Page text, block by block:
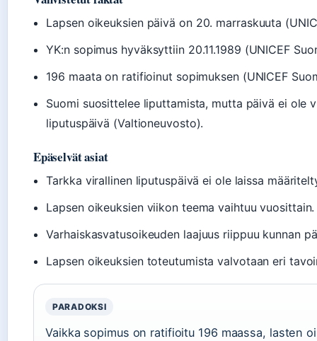
Lapsen oikeuksien päivä on 20. marraskuuta
YK:n sopimus hyväksyttiin 20.11.1989 (UNICEF
196 maata on ratifioinut sopimuksen (UNICEF
Suomi suosittelee liputtamista, mutta päivä ei ole
liputuspäivä (Valtioneuvosto).
Epäselvät asiat
Tarkka virallinen liputuspäivä ei ole laissa
Lapsen oikeuksien viikon teema vaihtuu vuosittain.
Varhaiskasvatusoikeuden laajuus riippuu kunnan
Lapsen oikeuksien toteutumista valvotaan eri
PARADOKSI
Vaikka sopimus on ratifioitu 196 maassa, lasten